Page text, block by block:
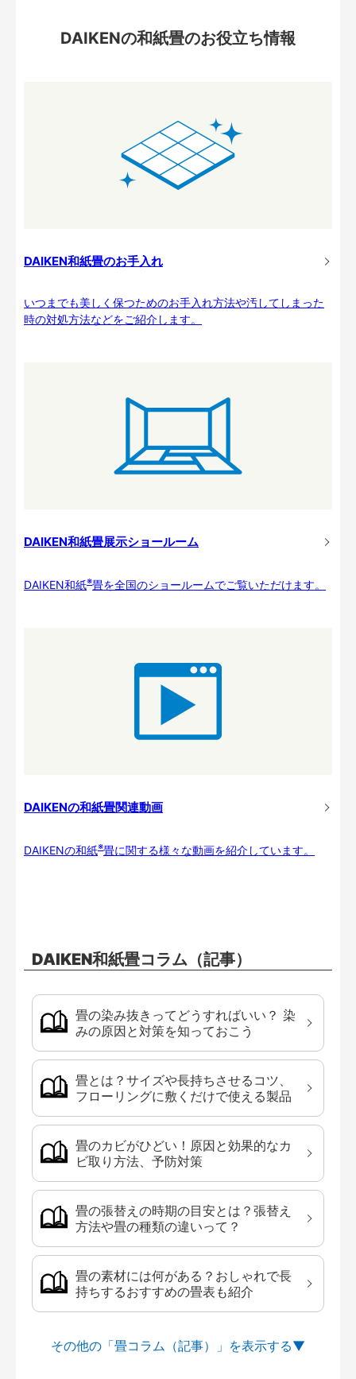
DAIKENの和紙畳のお役立ち情報
DAIKEN和紙畳のお手入れ
いつまでも美しく保つためのお手入れ方法や汚してしまった
時の対処方法などをご紹介します。
DAIKEN和紙畳展示ショールーム
DAIKEN和紙※畳を全国のショールームでご覧いただけます。
DAIKENの和紙畳関連動画
DAIKENの和紙※畳に関する様々な動画を紹介しています。
DAIKEN和紙畳コラム（記事）
畳の染み抜きってどうすればいい？ 染
みの原因と対策を知っておこう
畳とは？サイズや長持ちさせるコツ、
フローリングに敷くだけで使える製品
畳のカビがひどい！原因と効果的なカ
ビ取り方法、予防対策
畳の張替えの時期の目安とは？張替え
方法や畳の種類の違いって？
畳の素材には何がある？おしゃれで長
持ちするおすすめの畳表も紹介
その他の「畳コラム（記事）」を